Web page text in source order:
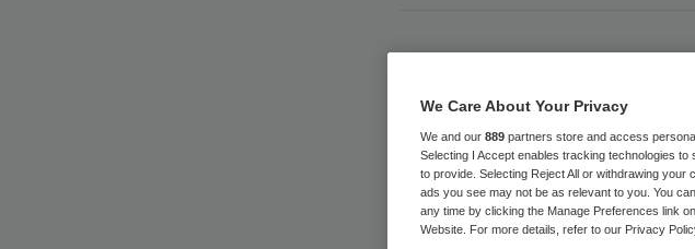
GGZ kan
dezelfde
We Care About Your Privacy
We and our 889 partners store and access
Selecting I Accept enables tracking technologies
to provide. Selecting Reject All or withdrawing
ads you see may not be as relevant to you. You
any time by clicking the Manage Preferences link
Website. For more details, refer to our Privacy